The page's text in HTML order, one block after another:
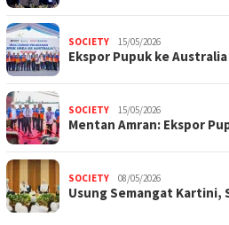
SOCIETY 15/05/2026
Ekspor Pupuk ke
SOCIETY 15/05/2026
Mentan Amran: Ekspor
SOCIETY 08/05/2026
Usung Semangat Kartini,